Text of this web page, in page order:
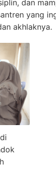
dan
yang
akhlaknya.